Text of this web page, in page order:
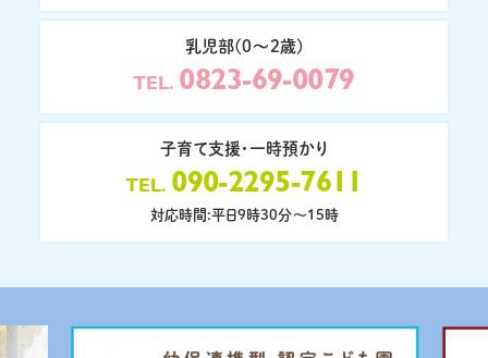
乳児部(0〜2歳)
TEL 0823-69-0079
子育て支援・一時預かり
TEL 090-2295-7611
対応時間:平日9時30分〜15時